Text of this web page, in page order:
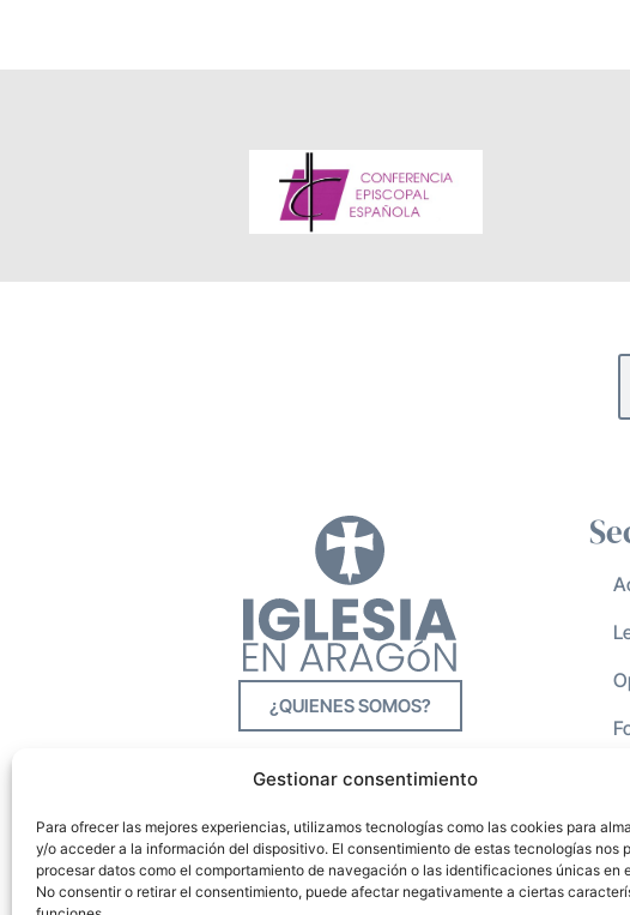
Gestionar consentimiento
Para ofrecer las mejores experiencias, utilizamos tecnologías como las cookies para
y/o acceder a la información del dispositivo. El consentimiento de estas tecnologías nos
procesar datos como el comportamiento de navegación o las identificaciones únicas en
No consentir o retirar el consentimiento, puede afectar negativamente a ciertas
¿QUIENES SOMOS?